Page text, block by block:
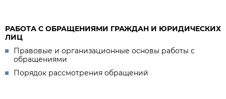
РАБОТА С ОБРАЩЕНИЯМИ ГРАЖДАН И ЮРИДИЧЕСКИХ
ЛИЦ
Правовые и организационные основы работы с
обращениями
Порядок рассмотрения обращений